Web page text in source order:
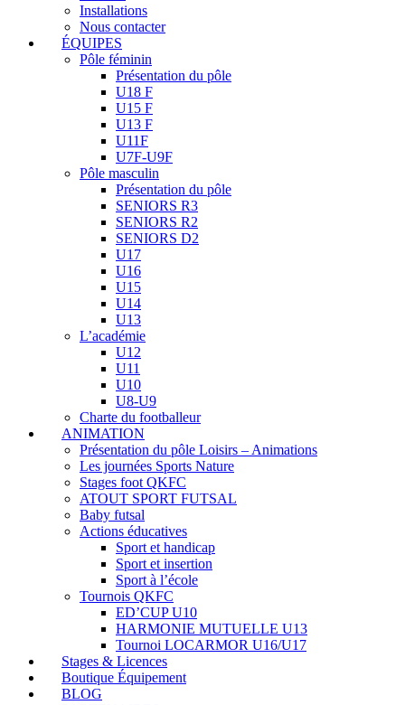
Installations
Nous contacter
ÉQUIPES
Pôle féminin
Présentation du pôle
U18 F
U15 F
U13 F
U11F
U7F-U9F
Pôle masculin
Présentation du pôle
SENIORS R3
SENIORS R2
SENIORS D2
U17
U16
U15
U14
U13
L’académie
U12
U11
U10
U8-U9
Charte du footballeur
ANIMATION
Présentation du pôle Loisirs – Animations
Les journées Sports Nature
Stages foot QKFC
ATOUT SPORT FUTSAL
Baby futsal
Actions éducatives
Sport et handicap
Sport et insertion
Sport à l’école
Tournois QKFC
ED’CUP U10
HARMONIE MUTUELLE U13
Tournoi LOCARMOR U16/U17
Stages & Licences
Boutique Équipement
BLOG